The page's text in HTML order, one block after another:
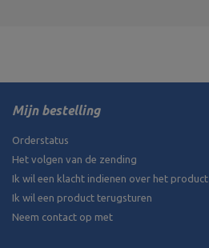
Mijn bestelling
Orderstatus
Het volgen van de zending
Ik wil een klacht indienen over het product
Ik wil een product terugsturen
Neem contact op met